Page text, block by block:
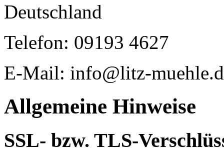
Deutschland
Telefon: 09193 4627
E-Mail: info@litz-
Allgemeine Hinweise
SSL- bzw. TLS-